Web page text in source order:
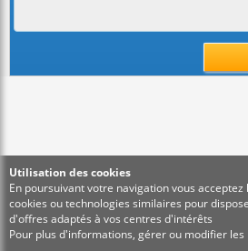
Utilisation des cookies
En poursuivant votre navigation vous
cookies ou technologies similaires pour
d'offres adaptés à vos centres d'intérêts
Pour plus d'informations, gérer ou modifier